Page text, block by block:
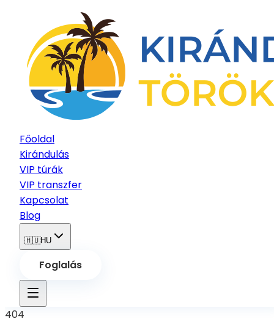
Főoldal
Kirándulás
VIP túrák
VIP transzfer
Kapcsolat
Blog
🇭🇺HU
Foglalás
404